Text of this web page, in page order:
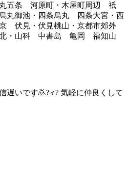
丸五条 河原町・木屋町周辺 祇
丸御池・四条烏丸 四条大宮・西
京 伏見・伏見桃山・京都市郊外
北・山科 中書島 亀岡 福知山
遅いです🙇?♂? 気軽に仲良くして